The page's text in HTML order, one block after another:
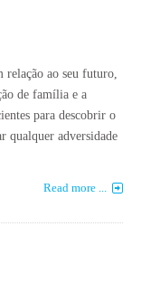
relação ao seu futuro,
de família e a
para descobrir o
qualquer adversidade
Read more ...